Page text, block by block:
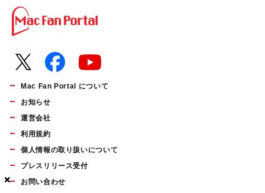
×
×
×
Mac Fan Portal について
お知らせ
運営会社
利用規約
個人情報の取り扱いについて
プレスリリース受付
お問い合わせ